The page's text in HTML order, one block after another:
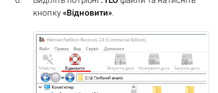
кнопку «Відновити».